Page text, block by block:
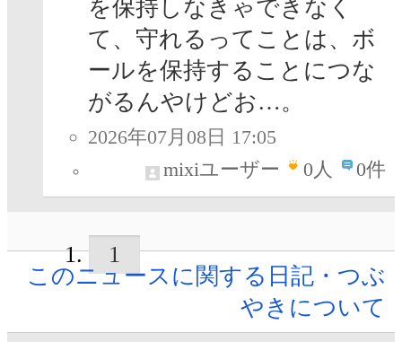
を保持しなきゃできなく
て、守れるってことは、ボ
ールを保持することにつな
がるんやけどお…。
2026年07月08日 17:05
mixiユーザー
0人 0件
1
このニュースに関する日記・つぶ
やきについて